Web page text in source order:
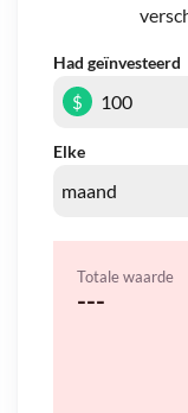
Had geïnvesteerd
Elke
$
Totale waarde
---